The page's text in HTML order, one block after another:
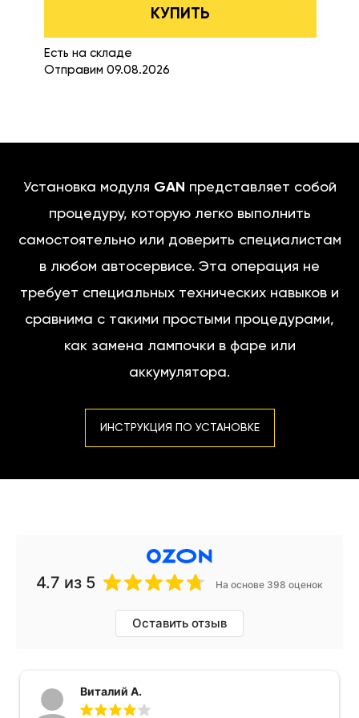
КУПИТЬ
Есть на складе
Отправим 09.08.2026
Установка модуля GAN представляет собой
процедуру, которую легко выполнить
самостоятельно или доверить специалистам
в любом автосервисе. Эта операция не
требует специальных технических навыков и
сравнима с такими простыми процедурами,
как замена лампочки в фаре или
аккумулятора.
ИНСТРУКЦИЯ ПО УСТАНОВКЕ
4.7 из 5 На основе 398 оценок
Оставить отзыв
Виталий А.